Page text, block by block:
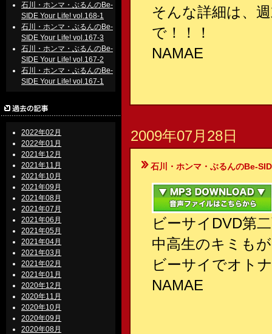
石川・ホンマ・ぶるんのBe-
SIDE Your Life! vol.168-1
石川・ホンマ・ぶるんのBe-
SIDE Your Life! vol.167-3
石川・ホンマ・ぶるんのBe-
SIDE Your Life! vol.167-2
石川・ホンマ・ぶるんのBe-
SIDE Your Life! vol.167-1
2022年02月
2022年01月
2021年12月
2021年11月
2021年10月
2021年09月
2021年08月
2021年07月
2021年06月
2021年05月
2021年04月
2021年03月
2021年02月
2021年01月
2020年12月
2020年11月
2020年10月
2020年09月
2020年08月
そんな詳細は、
で！！！
NAMAE
2009年07月28日
石川・ホンマ・ぶるんのBe-
ビーサイDVD第
中高生のキミも
ビーサイでオト
NAMAE